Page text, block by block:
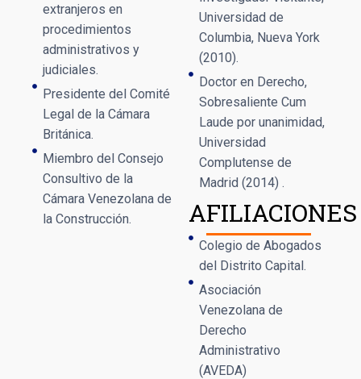
extranjeros en
procedimientos
administrativos y
judiciales.
Presidente del Comité
Legal de la Cámara
Británica.
Miembro del Consejo
Consultivo de la
Cámara Venezolana de
la Construcción.
Universidad de
Columbia, Nueva York
(2010).
Doctor en Derecho,
Sobresaliente Cum
Laude por unanimidad,
Universidad
Complutense de
Madrid (2014) .
AFILIACIONES
Colegio de Abogados
del Distrito Capital.
Asociación
Venezolana de
Derecho
Administrativo
(AVEDA)